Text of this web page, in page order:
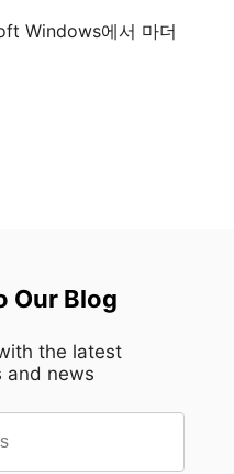
Windows에서 마더
Our Blog
the latest
and news